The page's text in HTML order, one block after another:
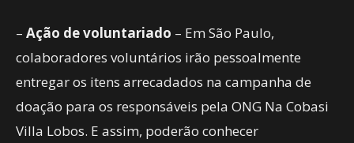
– Ação de voluntariado – Em São Paulo,
colaboradores voluntários irão pessoalmente
entregar os itens arrecadados na campanha de
doação para os responsáveis pela ONG Na Cobasi
Villa Lobos. E assim, poderão conhecer